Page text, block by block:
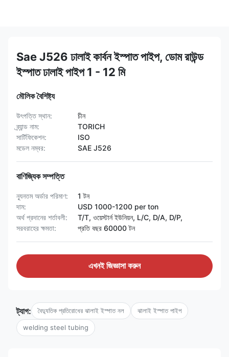
Sae J526 ঢালাই কার্বন ইস্পাত পাইপ, ডোম রাউন্ড
ইস্পাত ঢালাই পাইপ 1 - 12 মি
মৌলিক বৈশিষ্ট্য
উৎপত্তি স্থান:
চীন
ব্র্যান্ড নাম:
TORICH
সার্টিফিকেশন:
ISO
মডেল নম্বর:
SAE J526
বাণিজ্যিক সম্পত্তি
ন্যূনতম অর্ডার পরিমাণ:
1 টন
দাম:
USD 1000-1200 per ton
অর্থ প্রদানের শর্তাবলী:
T/T, ওয়েস্টার্ন ইউনিয়ন, L/C, D/A, D/P,
সরবরাহের ক্ষমতা:
প্রতি বছর 60000 টন
এখনই জিজ্ঞাসা করুন
ট্যাগ: বৈদ্যুতিক প্রতিরোধের ঝালাই ইস্পাত নল ঝালাই ইস্পাত পাইপ
welding steel tubing